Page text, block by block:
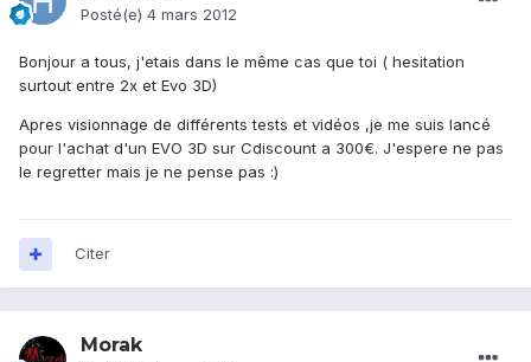
Posté(e) 4 mars 2012
Bonjour a tous, j'etais dans le même cas que toi ( hesitation
surtout entre 2x et Evo 3D)
Apres visionnage de différents tests et vidéos ,je me suis lancé
pour l'achat d'un EVO 3D sur Cdiscount a 300€. J'espere ne pas
le regretter mais je ne pense pas :)
Citer
Morak